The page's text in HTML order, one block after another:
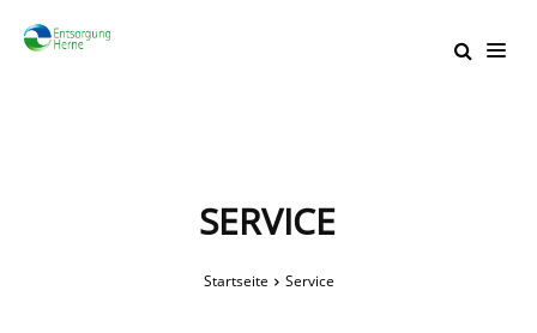
SERVICE
Startseite Service